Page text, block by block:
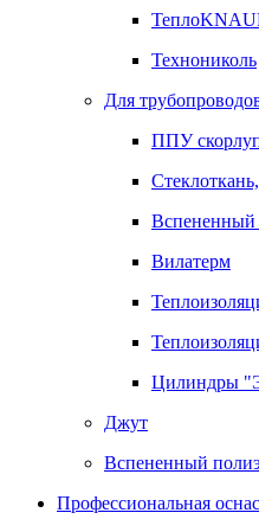
Технониколь
Для
ППУ
Вспененный
Вилатерм
Цилиндры
Джут
Вспененный
Профессиональная